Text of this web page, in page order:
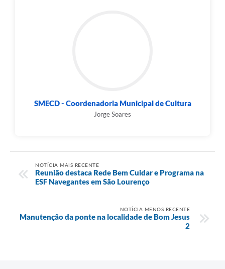
SMECD - Coordenadoria Municipal de Cultura
Jorge Soares
NOTÍCIA MAIS RECENTE
Reunião destaca Rede Bem Cuidar e Programa na
ESF Navegantes em São Lourenço
NOTÍCIA MENOS RECENTE
Manutenção da ponte na localidade de Bom Jesus
2